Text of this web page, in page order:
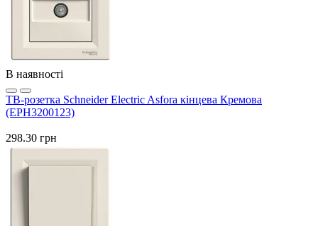
В наявності
ТВ-розетка Schneider Electric Asfora кінцева Кремова
(EPH3200123)
298.30 грн